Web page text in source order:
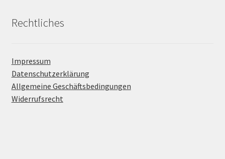
Rechtliches
Impressum
Datenschutzerklärung
Allgemeine Geschäftsbedingungen
Widerrufsrecht